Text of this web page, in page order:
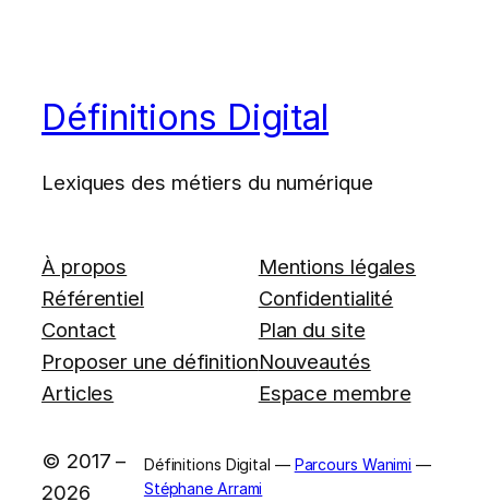
Définitions Digital
Lexiques des métiers du numérique
À propos
Référentiel
Contact
Proposer une définition
Articles
Mentions légales
Confidentialité
Plan du site
Nouveautés
Espace membre
© 2017 –
2026
Définitions Digital — Parcours Wanimi —
Stéphane Arrami